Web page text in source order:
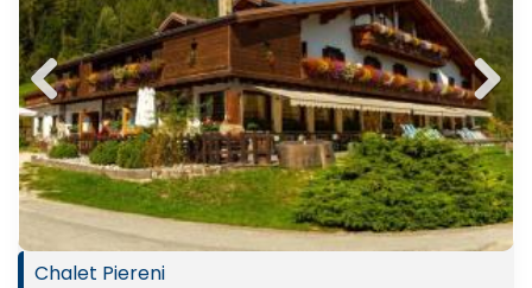
Previ
ous
Next
Chalet Piereni